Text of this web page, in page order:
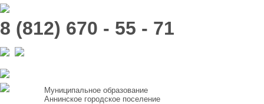
8 (812) 670 - 55 - 71
Муниципальное образование
Аннинское городское поселение